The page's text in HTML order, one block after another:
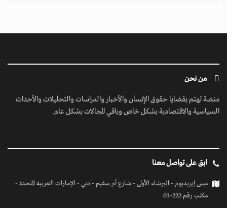
من نحن
منصة تهتم بقضايا حقوق الإنسان والأخبار والدراسات والتحليلات والأحداث
السياسية والاقتصادية بشكل خاص وباقي المجالات بشكل عام.
ابق على تواصل معنا
مبنى إيريديوم - البرشاء الأولى - شارع أم سقيم - دبي - الإمارات العربية المتحدة -
مكتب رقم 222-01